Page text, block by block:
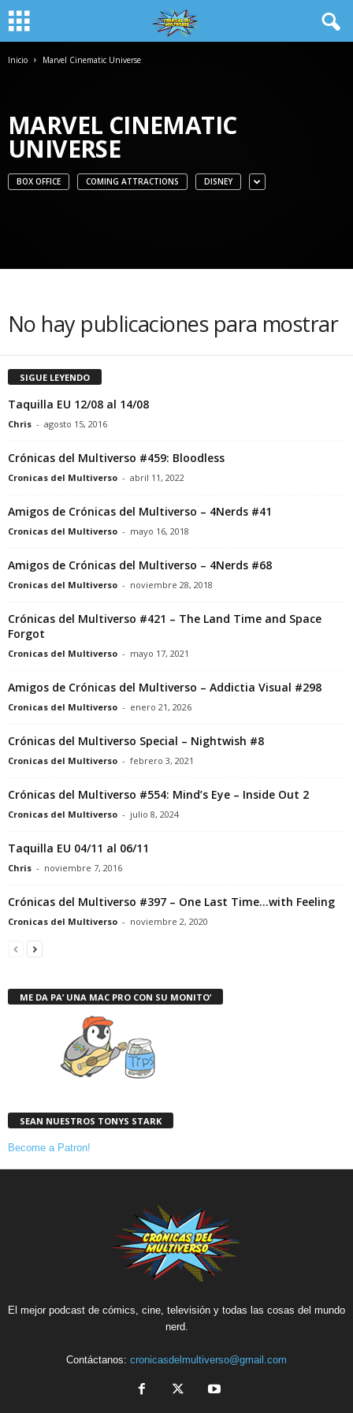
Inicio Marvel Cinematic Universe
MARVEL CINEMATIC
UNIVERSE
BOX OFFICE COMING ATTRACTIONS DISNEY
No hay publicaciones para mostrar
SIGUE LEYENDO
Taquilla EU 12/08 al 14/08
Chris - agosto 15, 2016
Crónicas del Multiverso #459: Bloodless
Cronicas del Multiverso - abril 11, 2022
Amigos de Crónicas del Multiverso – 4Nerds #41
Cronicas del Multiverso - mayo 16, 2018
Amigos de Crónicas del Multiverso – 4Nerds #68
Cronicas del Multiverso - noviembre 28, 2018
Crónicas del Multiverso #421 – The Land Time and Space
Forgot
Cronicas del Multiverso - mayo 17, 2021
Amigos de Crónicas del Multiverso – Addictia Visual #298
Cronicas del Multiverso - enero 21, 2026
Crónicas del Multiverso Special – Nightwish #8
Cronicas del Multiverso - febrero 3, 2021
Crónicas del Multiverso #554: Mind’s Eye – Inside Out 2
Cronicas del Multiverso - julio 8, 2024
Taquilla EU 04/11 al 06/11
Chris - noviembre 7, 2016
Crónicas del Multiverso #397 – One Last Time…with Feeling
Cronicas del Multiverso - noviembre 2, 2020
ME DA PA’ UNA MAC PRO CON SU MONITO’
SEAN NUESTROS TONYS STARK
Become a Patron!
El mejor podcast de cómics, cine, televisión y todas las cosas del mundo
nerd.
Contáctanos: cronicasdelmultiverso@gmail.com